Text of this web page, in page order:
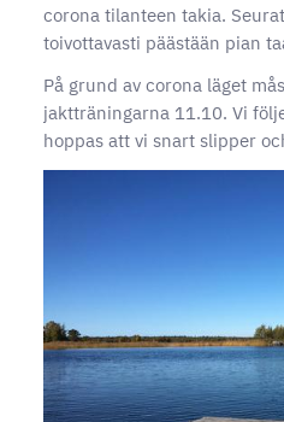
corona tilanteen takia.
toivottavasti päästään pian
På grund av corona läget
jaktträningarna 11.10. Vi
hoppas att vi snart slipper